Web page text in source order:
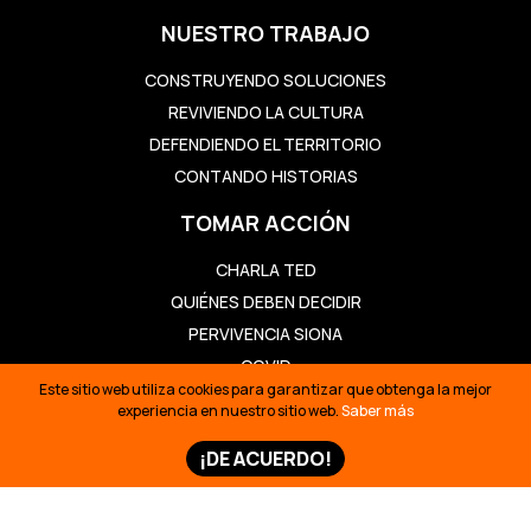
NUESTRO TRABAJO
CONSTRUYENDO SOLUCIONES
REVIVIENDO LA CULTURA
DEFENDIENDO EL TERRITORIO
CONTANDO HISTORIAS
TOMAR ACCIÓN
CHARLA TED
QUIÉNES DEBEN DECIDIR
PERVIVENCIA SIONA
COVID
HISTORIAS Y NOTICIAS
HISTORIAS Y NOTICIAS
VIDEOS
Este sitio web utiliza cookies para garantizar que obtenga la mejor
experiencia en nuestro sitio web.Saber más
¡DE ACUERDO!